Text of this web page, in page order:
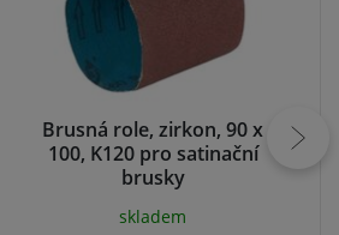
Brusná role, zirkon, 90 x
100, K120 pro satinační
brusky
skladem